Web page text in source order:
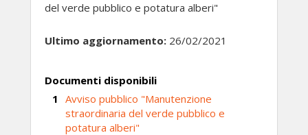
del verde pubblico e potatura alberi"
Ultimo aggiornamento: 26/02/2021
Documenti disponibili
Avviso pubblico "Manutenzione
straordinaria del verde pubblico e
potatura alberi"